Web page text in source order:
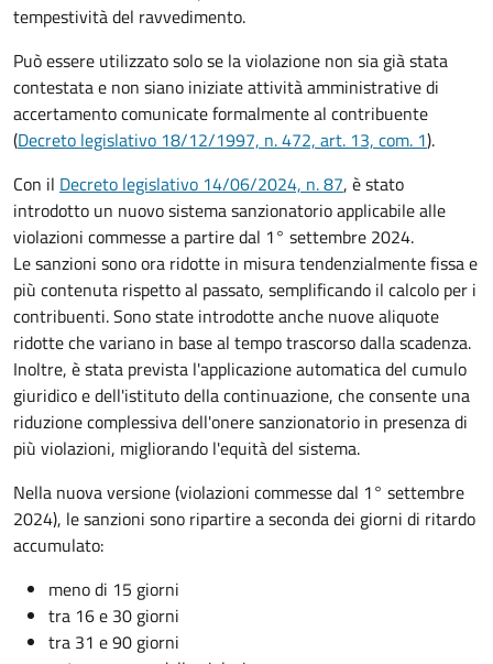
tempestività del ravvedimento.
Può essere utilizzato solo se la violazione non sia già stata
contestata e non siano iniziate attività amministrative di
accertamento comunicate formalmente al contribuente
(Decreto legislativo 18/12/1997, n. 472, art. 13, com. 1).
Con il Decreto legislativo 14/06/2024, n. 87, è stato
introdotto un nuovo sistema sanzionatorio applicabile alle
violazioni commesse a partire dal 1° settembre 2024.
Le sanzioni sono ora ridotte in misura tendenzialmente fissa e
più contenuta rispetto al passato, semplificando il calcolo per i
contribuenti. Sono state introdotte anche nuove aliquote
ridotte che variano in base al tempo trascorso dalla scadenza.
Inoltre, è stata prevista l'applicazione automatica del cumulo
giuridico e dell'istituto della continuazione, che consente una
riduzione complessiva dell'onere sanzionatorio in presenza di
più violazioni, migliorando l'equità del sistema.
Nella nuova versione (violazioni commesse dal 1° settembre
2024), le sanzioni sono ripartire a seconda dei giorni di ritardo
accumulato:
meno di 15 giorni
tra 16 e 30 giorni
tra 31 e 90 giorni